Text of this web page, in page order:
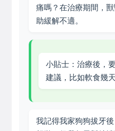
痛嗎？在治療期間，
助緩解不適。
小貼士：治療後，
建議，比如軟食幾
我記得我家狗狗拔牙